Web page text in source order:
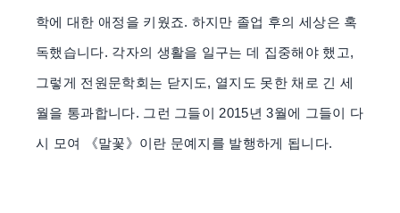
학에 대한 애정을 키웠죠. 하지만 졸업 후의 세상은 혹
독했습니다. 각자의 생활을 일구는 데 집중해야 했고,
그렇게 전원문학회는 닫지도, 열지도 못한 채로 긴 세
월을 통과합니다. 그런 그들이 2015년 3월에 그들이 다
시 모여 《말꽃》이란 문예지를 발행하게 됩니다.